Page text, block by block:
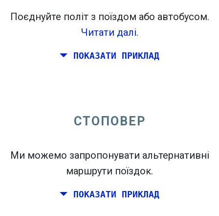
Спробуйте це
Знайдено раніше. Клацнітьflight_takeoff, щоб побачити
Поєднуйте політ з поїздом або автобусом.
Читати далі.
ПОКАЗАТИ ПРИКЛАД
СТОПОВЕР
Ми можемо запропонувати альтернативні
маршрути поїздок.
ПОКАЗАТИ ПРИКЛАД